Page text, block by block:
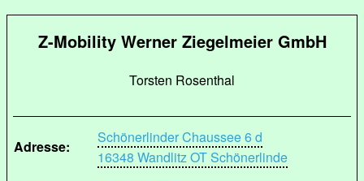
Z-Mobility Werner Ziegelmeier GmbH
Torsten Rosenthal
Adresse:
Schönerlinder Chaussee 6 d
16348 Wandlitz OT Schönerlinde